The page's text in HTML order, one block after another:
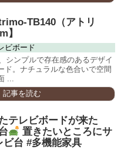
TB140（アトリ
】
ビボード
シンプルで存在感のあるデザイ
ド。ナチュラルな色合いで空間
...
記事を読む
テレビボードが来た
置きたいところにサ
ビ台 #多機能家具